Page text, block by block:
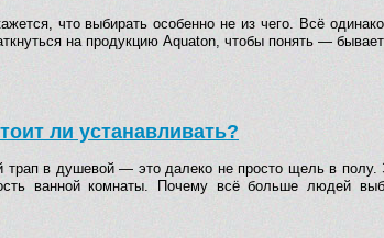
что выбирать особенно не из чего. Всё
на продукцию Aquaton, чтобы понять —
ли устанавливать?
в душевой — это далеко не просто щель в полу.
ванной комнаты. Почему всё больше людей